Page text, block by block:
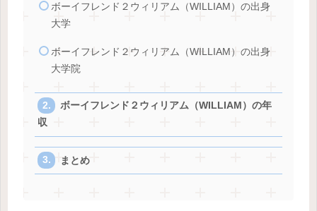
ボーイフレンド２ウィリアム（WILLIAM）の出身
大学
ボーイフレンド２ウィリアム（WILLIAM）の出身
大学院
ボーイフレンド２ウィリアム（WILLIAM）の年
収
まとめ